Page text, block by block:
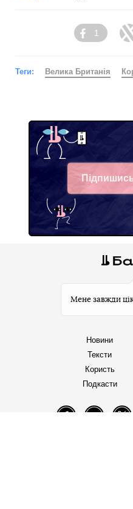
Facebook
1
Теги: Велика Британія
Facebook
Мене завжди
Новини
Тексти
Користь
Подкасти